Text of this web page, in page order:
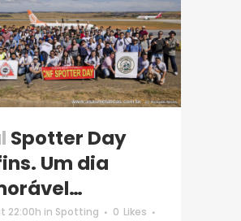
Spotter Day
Um dia
22:00h in Spotting 0 Likes